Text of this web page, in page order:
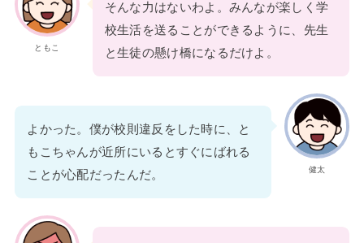
ともこ
そんな力はないわよ。みんなが楽しく学
校生活を送ることができるように、先生
と生徒の懸け橋になるだけよ。
健太
よかった。僕が校則違反をした時に、と
もこちゃんが近所にいるとすぐにばれる
ことが心配だったんだ。